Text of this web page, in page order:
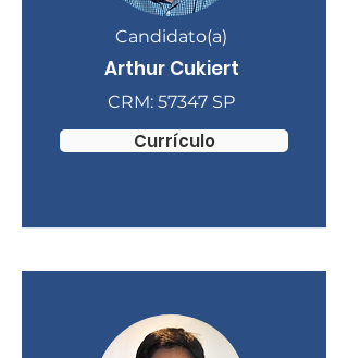
Candidato(a)
Arthur Cukiert
CRM: 57347 SP
Currículo